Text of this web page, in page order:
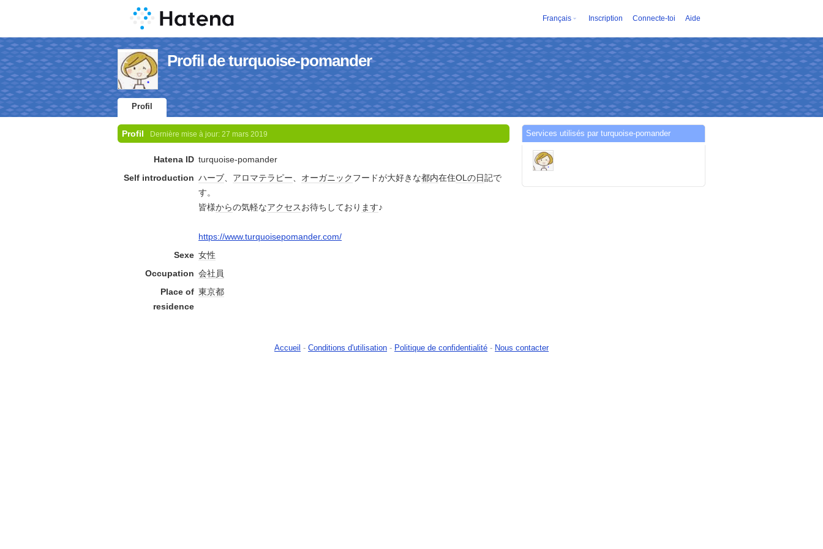
Français Inscription Connecte-toi Aide
Profil de turquoise-pomander
Profil
Profil Dernière mise à jour: 27 mars 2019
Hatena ID turquoise-pomander
Self introduction ハーブ、 アロマテラピー、 オーガニックフードが大好きな都内在住OLの日記で
す。
皆様からの気軽なアクセスお待ちしており ます♪
https://www.turquoisepomander.com/
Sexe 女性
Occupation 会社員
Place of
residence
東京都
Services utilisés par turquoise-pomander
Accueil - Conditions d'utilisation - Politique de confidentialité - Nous contacter